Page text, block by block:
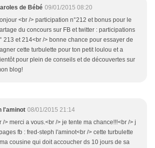
de Bébé 09/01/2015 08:20
<br /> participation n°212 et bonus pour le
du concours sur FB et twitter : participations
213 et 214<br /> bonne chance pour essayer de
cette turbulette pour ton petit loulou et a
pour plein de conseils et de découvertes sur
blog!
l'aminot 08/01/2015 21:14
/> merci a vous.<br /> je tente ma chance!!!<br /> j
fb : fred-steph l'aminot<br /> cette turbulette
cousine qui doit accoucher ds 10 jours de sa